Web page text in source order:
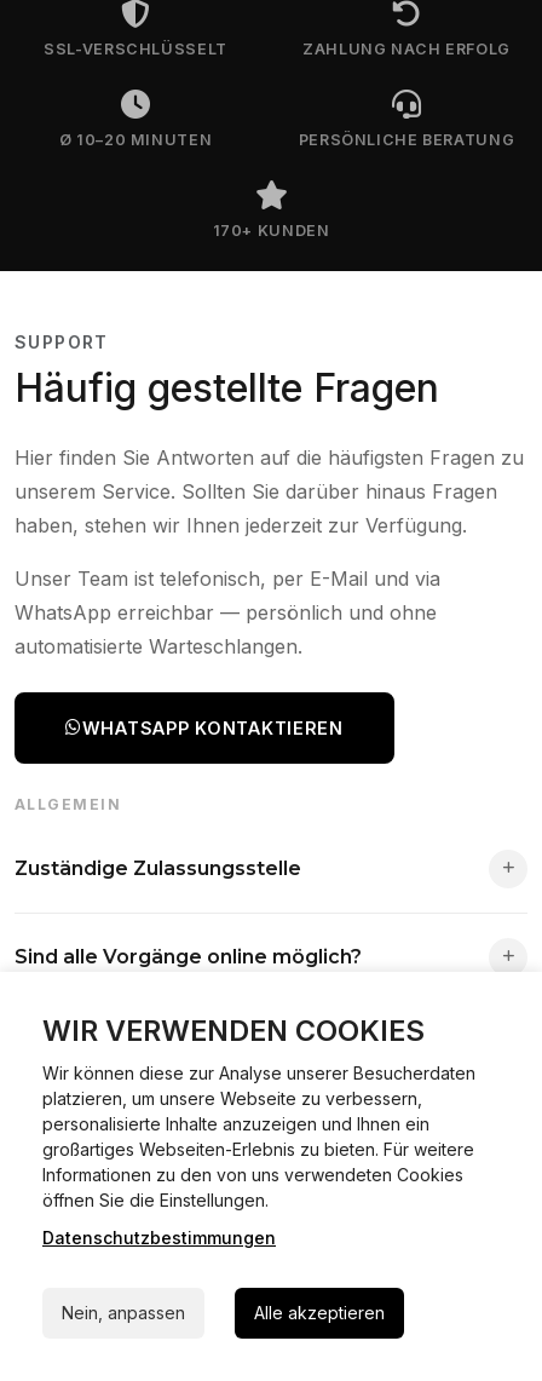
WIR VERWENDEN COOKIES
Wir können diese zur Analyse unserer Besucherdaten
platzieren, um unsere Webseite zu verbessern,
personalisierte Inhalte anzuzeigen und Ihnen ein
großartiges Webseiten-Erlebnis zu bieten. Für weitere
Informationen zu den von uns verwendeten Cookies
öffnen Sie die Einstellungen.
Datenschutzbestimmungen
Nein, anpassen Alle akzeptieren
SSL-VERSCHLÜSSELT ZAHLUNG NACH ERFOLG
Ø 10–20 MINUTEN PERSÖNLICHE BERATUNG
170+ KUNDEN
SUPPORT
Häufig gestellte Fragen
Hier finden Sie Antworten auf die häufigsten Fragen zu
unserem Service. Sollten Sie darüber hinaus Fragen
haben, stehen wir Ihnen jederzeit zur Verfügung.
Unser Team ist telefonisch, per E-Mail und via
WhatsApp erreichbar — persönlich und ohne
automatisierte Warteschlangen.
WHATSAPP KONTAKTIEREN
ALLGEMEIN
Zuständige Zulassungsstelle
Antrag wird automatisch an die richtige Stelle weitergeleitet.
Sind alle Vorgänge online möglich?
Fast alle Vorgänge sind online machbar. Ausnahme:
01.01.2015.
Was ist Online Kfz-Zulassung?
Ein Internetverfahren, mit dem du Fahrzeuge anmelden,
ummelden oder abmelden kannst – inklusive Dateneingabe,
Dokumentprüfung und Bezahlung.
Welche Vorteile gibt es?
Zeitersparnis, flexible Durchführung, kein Besuch der
Behörde notwendig.
Fahrzeugbrief, Fahrzeugschein, Ausweis oder Reisepass,
Versicherungsnachweis, falls erforderlich TÜV-Bericht.
Wie sicher ist das Verfahren?